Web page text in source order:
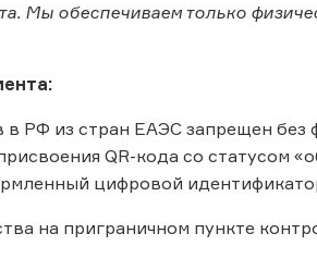
Мы обеспечиваем только
в РФ из стран ЕАЭС запрещен
QR-кода со статусом
цифровой
на приграничном пункте